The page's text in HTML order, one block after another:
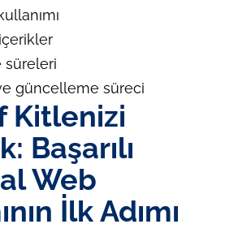
süreleri
güncelleme süreci
Kitlenizi
Başarılı
Web
İlk Adımı